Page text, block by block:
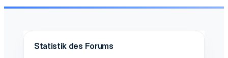
Statistik des Forums